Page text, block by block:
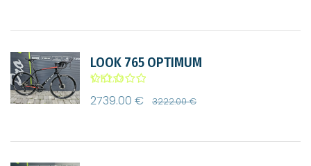
LOOK 765 OPTIMUM
VELO
ROUTE |
2739.00 € 3222.00 €